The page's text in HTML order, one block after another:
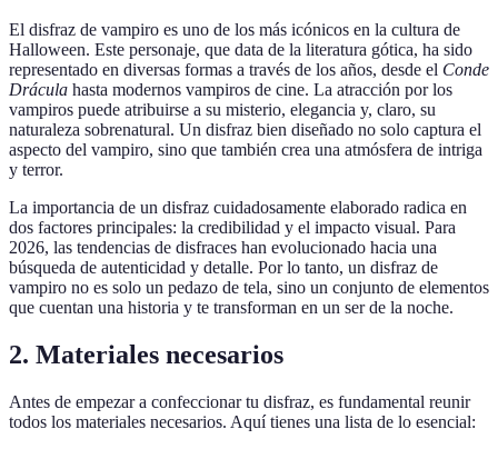
El disfraz de vampiro es uno de los más icónicos en la cultura de
Halloween. Este personaje, que data de la literatura gótica, ha sido
representado en diversas formas a través de los años, desde el Conde
Drácula hasta modernos vampiros de cine. La atracción por los
vampiros puede atribuirse a su misterio, elegancia y, claro, su
naturaleza sobrenatural. Un disfraz bien diseñado no solo captura el
aspecto del vampiro, sino que también crea una atmósfera de intriga
y terror.
La importancia de un disfraz cuidadosamente elaborado radica en
dos factores principales: la credibilidad y el impacto visual. Para
2026, las tendencias de disfraces han evolucionado hacia una
búsqueda de autenticidad y detalle. Por lo tanto, un disfraz de
vampiro no es solo un pedazo de tela, sino un conjunto de elementos
que cuentan una historia y te transforman en un ser de la noche.
2. Materiales necesarios
Antes de empezar a confeccionar tu disfraz, es fundamental reunir
todos los materiales necesarios. Aquí tienes una lista de lo esencial: